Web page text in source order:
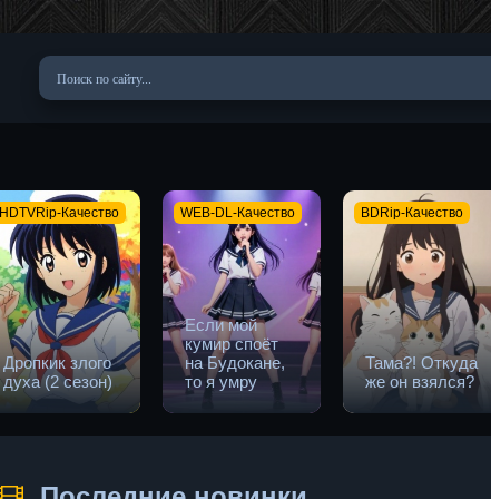
Дропкик злого
духа (2 сезон)
HDTVRip-Качество
Если мой
кумир споёт
на Будокане,
то я умру
WEB-DL-Качество
Тама?! Откуда
же он взялся?
BDRip-Качество